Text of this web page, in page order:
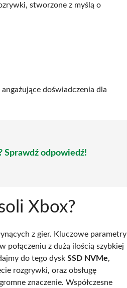
stworzone z myślą o
doświadczenia dla
Sprawdź odpowiedź!
Xbox?
z gier. Kluczowe parametry
połączeniu z dużą ilością szybkiej
do tego dysk SSD NVMe,
rozgrywki, oraz obsługę
znaczenie. Współczesne